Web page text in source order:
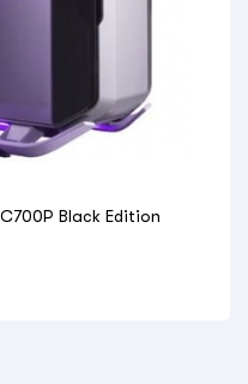
Black Edition